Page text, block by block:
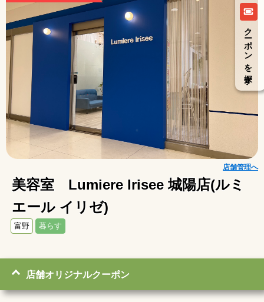
クーポンを探す
店舗管理へ
美容室 Lumiere Irisee 城陽店(ルミ
エール イリゼ)
富野 暮らす
店舗オリジナルクーポン